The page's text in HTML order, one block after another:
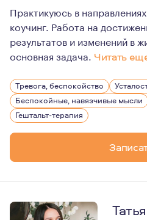
Практикуюсь в
коучинг. Работа на
результатов и изменений в
основная задача. Читать
Моя работа основана не
Это возможность
Иногда психотерапия дает
Одна из главных
Тревога, беспокойство
Беспокойные, навязчивые мысли
Гештальт-терапия